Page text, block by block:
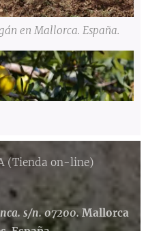
en Mallorca. España.
(Tienda on-line)
s/n. 07200.Mallorca